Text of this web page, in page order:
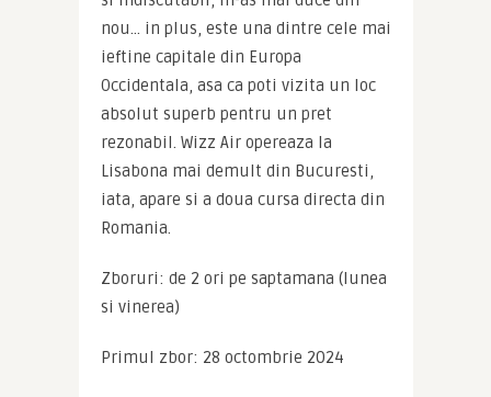
nou… in plus, este una dintre cele mai
ieftine capitale din Europa
Occidentala, asa ca poti vizita un loc
absolut superb pentru un pret
rezonabil. Wizz Air opereaza la
Lisabona mai demult din Bucuresti,
iata, apare si a doua cursa directa din
Romania.
Zboruri: de 2 ori pe saptamana (lunea
si vinerea)
Primul zbor: 28 octombrie 2024